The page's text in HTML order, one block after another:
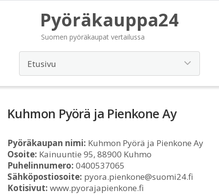
Pyöräkauppa24
Suomen pyöräkaupat vertailussa
Kuhmon Pyörä ja Pienkone Ay
Pyöräkaupan nimi: Kuhmon Pyörä ja Pienkone Ay
Osoite: Kainuuntie 95, 88900 Kuhmo
Puhelinnumero: 0400537065
Sähköpostiosoite: pyora.pienkone@suomi24.fi
Kotisivut: www.pyorajapienkone.fi